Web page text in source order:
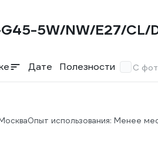
5W/NW/E27/CL/
Дате Полезности С
Опыт использования: Менее